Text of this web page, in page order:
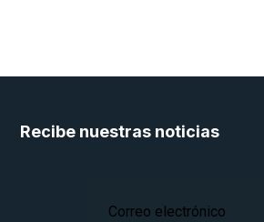
Recibe nuestras noticias
Correo electrónico